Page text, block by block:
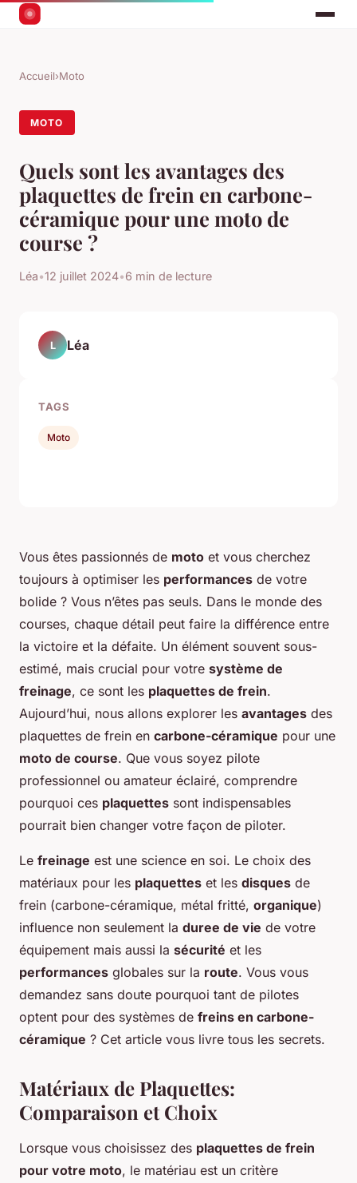
Accueil›Moto
MOTO
Quels sont les avantages des
plaquettes de frein en carbone-
céramique pour une moto de
course ?
Léa•12 juillet 2024•6 min de lecture
Vous êtes passionnés de moto et vous cherchez
toujours à optimiser les performances de votre
bolide ? Vous n’êtes pas seuls. Dans le monde des
courses, chaque détail peut faire la différence entre
la victoire et la défaite. Un élément souvent sous-
estimé, mais crucial pour votre système de
freinage, ce sont les plaquettes de frein.
Aujourd’hui, nous allons explorer les avantages des
plaquettes de frein en carbone-céramique pour une
moto de course. Que vous soyez pilote
professionnel ou amateur éclairé, comprendre
pourquoi ces plaquettes sont indispensables
pourrait bien changer votre façon de piloter.
Le freinage est une science en soi. Le choix des
matériaux pour les plaquettes et les disques de
frein (carbone-céramique, métal fritté, organique)
influence non seulement la duree de vie de votre
équipement mais aussi la sécurité et les
performances globales sur la route. Vous vous
demandez sans doute pourquoi tant de pilotes
optent pour des systèmes de freins en carbone-
céramique ? Cet article vous livre tous les secrets.
Matériaux de Plaquettes:
Comparaison et Choix
Lorsque vous choisissez des plaquettes de frein
pour votre moto, le matériau est un critère
L Léa
TAGS
Moto